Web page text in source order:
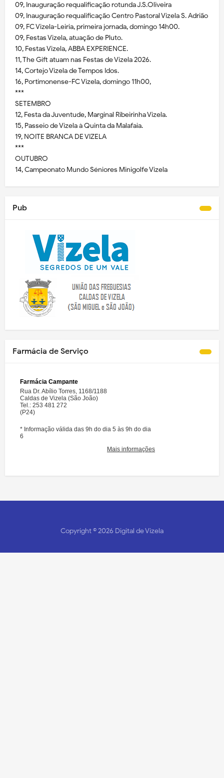
09, Inauguração requalificação rotunda J.S.Oliveira
09, Inauguração requalificação Centro Pastoral Vizela S. Adrião
09, FC Vizela-Leiria, primeira jornada, domingo 14h00.
09, Festas Vizela, atuação de Pluto.
10, Festas Vizela, ABBA EXPERIENCE.
11, The Gift atuam nas Festas de Vizela 2026.
14, Cortejo Vizela de Tempos Idos.
16, Portimonense-FC Vizela, domingo 11h00,
***
SETEMBRO
12, Festa da Juventude, Marginal Ribeirinha Vizela.
15, Passeio de Vizela à Quinta da Malafaia.
19, NOITE BRANCA DE VIZELA
***
OUTUBRO
14, Campeonato Mundo Séniores Minigolfe Vizela
Pub
Farmácia de Serviço
Copyright ©2026 Digital de Vizela